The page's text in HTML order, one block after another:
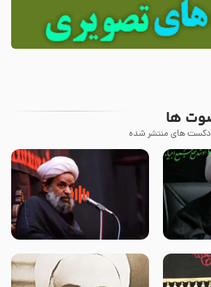
ها
های منتشر شده
زیارت
روضه جانسوز پاره های جگر امام
حسن مجتبی علیه السلام-حجت